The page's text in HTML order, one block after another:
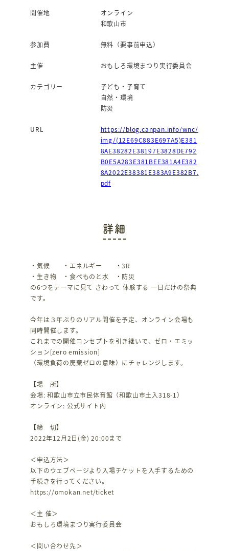
開催地
オンライン
和歌山市
参加費 無料（要事前申込）
主催 おもしろ環境まつり実行委員会
カテゴリー
子ども・子育て
自然・環境
防災
URL
https://blog.canpan.info/wnc/
img/(12E69C883E697A5)E381
8AE38282E38197E3828DE792
B0E5A283E381BEE381A4E382
8A2022E38381E383A9E382B7.
pdf
詳細
・気候 ・エネルギー ・3R
・生き物 ・食べものと水 ・防災
の6つをテーマに見て さわって 体験する 一日だけの祭典
です。
今年は３年ぶりのリアル開催を予定、オンライン会場も
同時開催します。
これまでの開催コンセプトを引き継いで、ゼロ・エミッ
ション[zero emission]
（環境負荷の廃棄ゼロの意味）にチャレンジします。
【場 所】
会場: 和歌山市立市民体育館（和歌山市土入318-1）
オンライン: 公式サイト内
【締 切】
2022年12月2日(金) 20:00まで
＜申込方法＞
以下のウェブページより入場チケットを入手するための
手続きを行ってください。
https://omokan.net/ticket
＜主 催＞
おもしろ環境まつり実行委員会
＜問い合わせ先＞